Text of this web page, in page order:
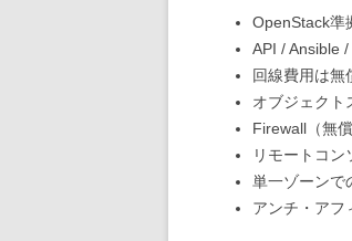
OpenStack準
API / Ansible
回線費用は無
オブジェクト
Firewall（無償
リモートコン
単一ゾーンで
アンチ・アフ